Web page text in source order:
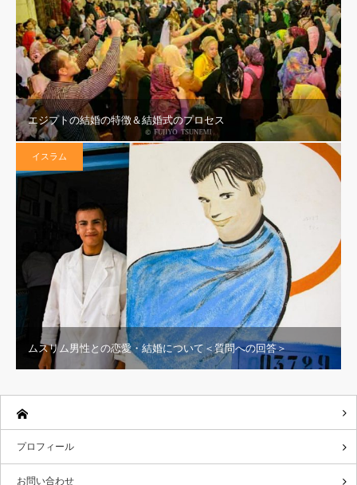
エジプトの結婚の特徴＆結婚式のプロセス
イスラム
ムスリム男性との恋愛・結婚について＜質問への回答＞
プロフィール
お問い合わせ